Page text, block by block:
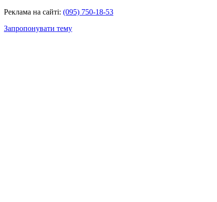
Реклама на сайті: (095) 750-18-53
Запропонувати тему